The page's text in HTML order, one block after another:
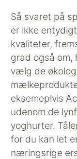
Så svaret på
er ikke
kvaliteter,
grad også om,
vælg de
eksemeplvis
udenom de
yoghurter.
for du kan let
næringsrige